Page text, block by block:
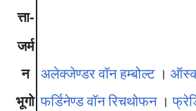
त्ता-
जर्म
न
भूगो
अलेक्जेण्डर वॉन हम्बोल्ट।
फर्डिनेण्ड वॉन रिचथोफन।